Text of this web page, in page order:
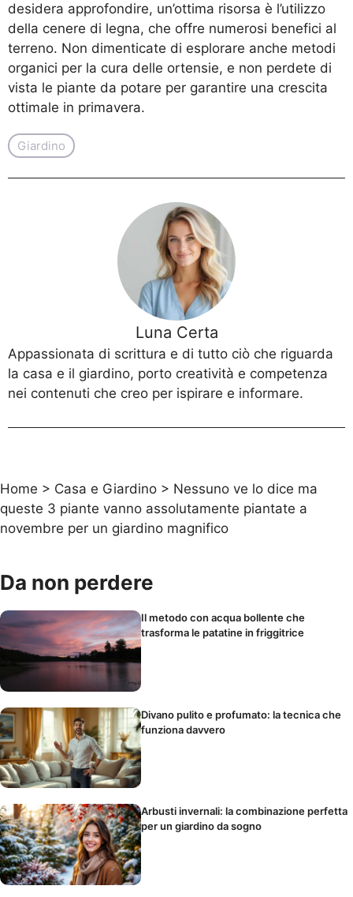
desidera approfondire, un’ottima risorsa è l’utilizzo
della cenere di legna, che offre numerosi benefici al
terreno. Non dimenticate di esplorare anche metodi
organici per la cura delle ortensie, e non perdete di
vista le piante da potare per garantire una crescita
ottimale in primavera.
Giardino
Luna Certa
Appassionata di scrittura e di tutto ciò che riguarda
la casa e il giardino, porto creatività e competenza
nei contenuti che creo per ispirare e informare.
Home > Casa e Giardino > Nessuno ve lo dice ma
queste 3 piante vanno assolutamente piantate a
novembre per un giardino magnifico
Da non perdere
Il metodo con acqua bollente che
trasforma le patatine in friggitrice
Divano pulito e profumato: la tecnica che
funziona davvero
Arbusti invernali: la combinazione perfetta
per un giardino da sogno